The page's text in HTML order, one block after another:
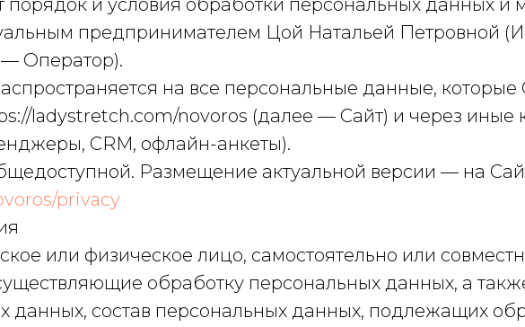
порядок и условия обработки персональных данных и
предпринимателем Цой Натальей Петровной
— Оператор).
на все персональные данные, которые
ladystretch.com/novoros (далее — Сайт) и через иные
CRM, офлайн-анкеты).
Размещение актуальной версии — на
privacy
или физическое лицо, самостоятельно или
обработку персональных данных, а
данных, состав персональных данных, подлежащих